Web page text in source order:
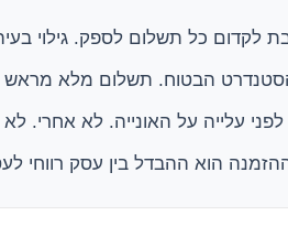
לקדום כל תשלום לספק. גילוי
עלייה על האונייה. לא אחרי.
הוא ההבדל בין עסק רווחי